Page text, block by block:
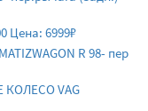
Цена: 6999₽
R 98- пер
VAG